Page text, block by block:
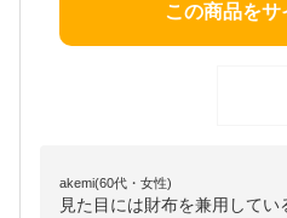
この商品をサ
akemi(60代・女性)
見た目には財布を兼用して